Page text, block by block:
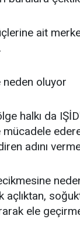
ait
neden oluyor
halkı da
adını
ele